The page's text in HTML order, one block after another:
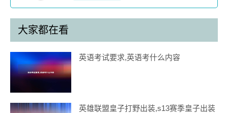
大家都在看
英语考试要求,英语考什么内容
英雄联盟皇子打野出装,s13赛季皇子出装